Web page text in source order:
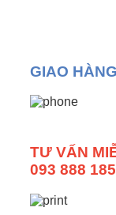
GIAO
TƯ VẤN
093 888